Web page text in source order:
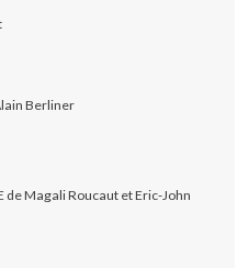
Berliner
de Magali Roucaut et Eric-John